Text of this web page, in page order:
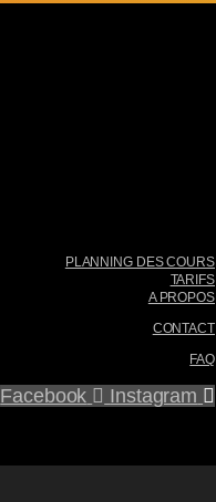
PLANNING DES COURS
TARIFS
A PROPOS
CONTACT
FAQ
Facebook Instagram